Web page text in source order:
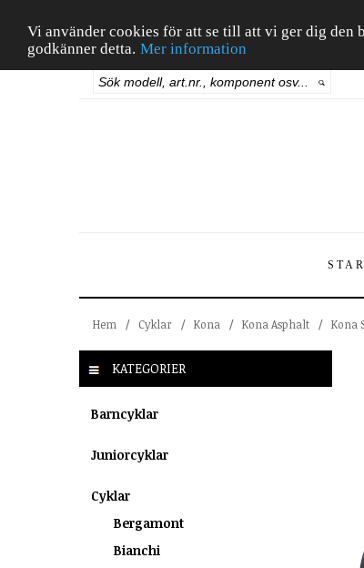
Vi använder cookies för att se till att vi ger dig den
godkänner detta. Mer information
Hem / Cyklar / Kona / Kona Asphalt / Kona
KATEGORIER
Barncyklar
Juniorcyklar
Cyklar
Bergamont
Bianchi